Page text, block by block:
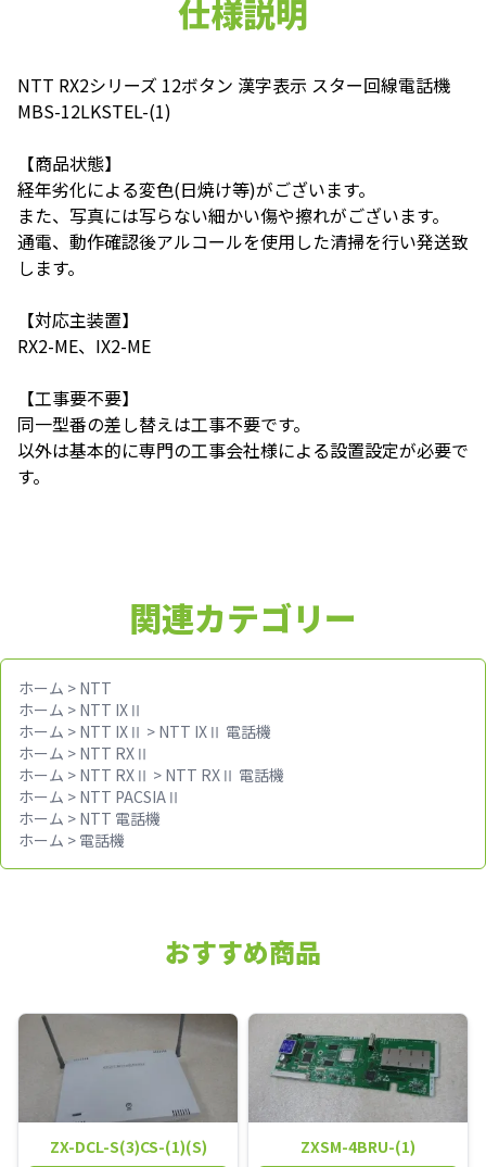
仕様説明
NTT RX2シリーズ 12ボタン 漢字表示 スター回線電話機
MBS-12LKSTEL-(1)
【商品状態】
経年劣化による変色(日焼け等)がございます。
また、写真には写らない細かい傷や擦れがございます。
通電、動作確認後アルコールを使用した清掃を行い発送致
します。
【対応主装置】
RX2-ME、IX2-ME
【工事要不要】
同一型番の差し替えは工事不要です。
以外は基本的に専門の工事会社様による設置設定が必要で
す。
関連カテゴリー
ホーム > NTT
ホーム > NTT IXⅡ
ホーム > NTT IXⅡ > NTT IXⅡ 電話機
ホーム > NTT RXⅡ
ホーム > NTT RXⅡ > NTT RXⅡ 電話機
ホーム > NTT PACSIAⅡ
ホーム > NTT 電話機
ホーム > 電話機
おすすめ商品
ZX-DCL-S(3)CS-(1)(S) ZXSM-4BRU-(1)